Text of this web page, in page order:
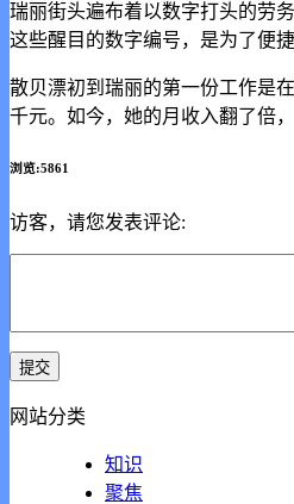
瑞丽街头遍布着以数字打头的劳
这些醒目的数字编号，是为了便
散贝漂初到瑞丽的第一份工作是
千元。如今，她的月收入翻了倍
浏览:5861
访客，请您发表评论:
网站分类
知识
聚焦